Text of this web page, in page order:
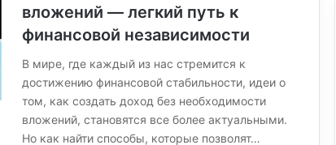
вложений — легкий путь к
финансовой независимости
В мире, где каждый из нас стремится к
достижению финансовой стабильности, идеи о
том, как создать доход без необходимости
вложений, становятся все более актуальными.
Но как найти способы, которые позволят…